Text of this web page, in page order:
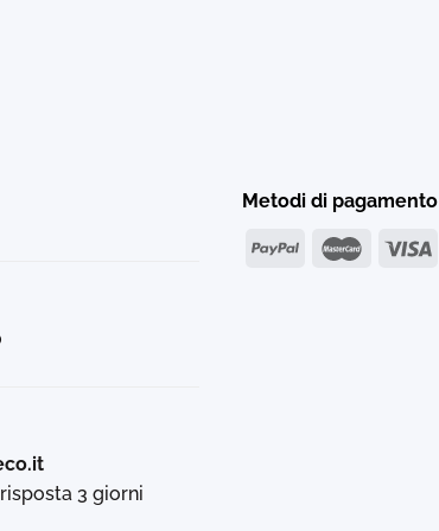
3 giorni
Metodi di pagamento